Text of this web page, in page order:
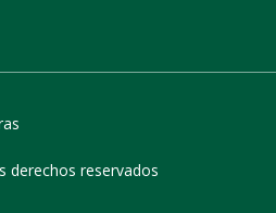
derechos reservados